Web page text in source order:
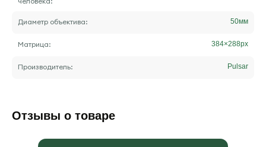
Диаметр объектива: 50мм
Матрица: 384×288px
Производитель: Pulsar
Отзывы о товаре